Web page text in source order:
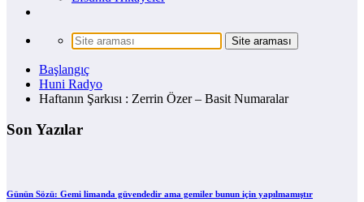
Başlangıç
Huni Radyo
Haftanın Şarkısı : Zerrin Özer – Basit Numaralar
Son Yazılar
Günün Sözü: Gemi limanda güvendedir ama gemiler bunun için yapılmamıştır